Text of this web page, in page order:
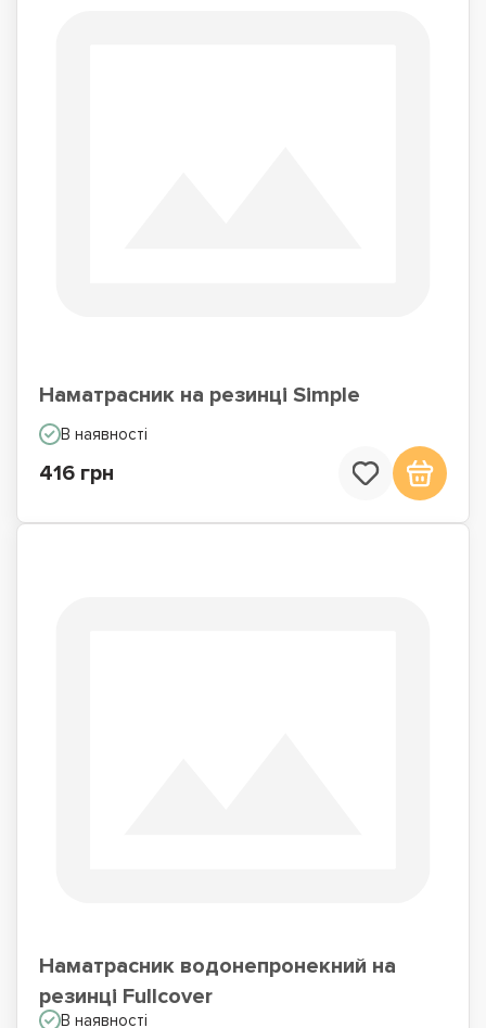
Наматрасник на резинці Simple
В наявності
416 грн
Наматрасник водонепронекний на
резинці Fullcover
В наявності